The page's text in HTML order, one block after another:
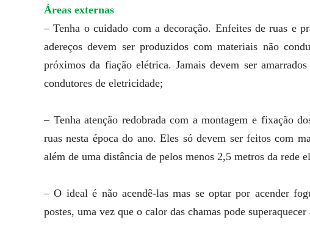
Áreas externas
– Tenha o cuidado com a decoração. Enfeites de ruas e
adereços devem ser produzidos com materiais não
próximos da fiação elétrica. Jamais devem ser
condutores de eletricidade;
– Tenha atenção redobrada com a montagem e fixação
ruas nesta época do ano. Eles só devem ser feitos com
além de uma distância de pelos menos 2,5 metros da rede
– O ideal é não acendê-las mas se optar por acender
postes, uma vez que o calor das chamas pode